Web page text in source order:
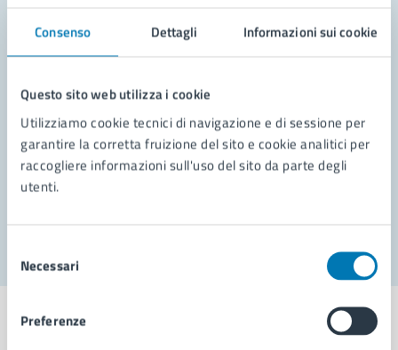
Consenso Dettagli Informazioni sui cookie
Questo sito web utilizza i cookie
Utilizziamo cookie tecnici di navigazione e di sessione per
garantire la corretta fruizione del sito e cookie analitici per
raccogliere informazioni sull'uso del sito da parte degli
utenti.
delNecessari
Preferenze
Leggi le domande frequenti
Richiedi assistenza
Prenota appuntamento
Problemi in città